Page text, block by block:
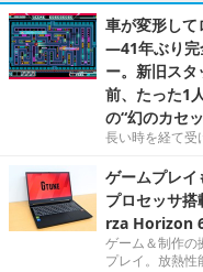
車が変形して
―41年ぶり完
ー。新旧ス
前、たった1
の“幻のカセ
長い時を経て受
ゲームプレ
プロセッサ
rza Horizon
ゲーム＆制作の
プレイ。放熱性